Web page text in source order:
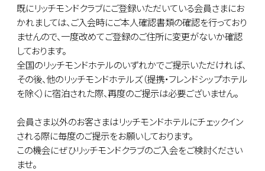
既にリッチモンドクラブにご登録いただいている会員さまにお
かれましては、ご入会時にご本人確認書類の確認を行っており
ませんので、一度改めてご登録のご住所に変更がないか確認
しております。
全国のリッチモンドホテルのいずれかでご提示いただければ、
その後、他のリッチモンドホテルズ（提携・フレンドシップホテル
を除く）に宿泊された際、再度のご提示は必要ございません。
会員さま以外のお客さまはリッチモンドホテルにチェックイン
される際に毎度のご提示をお願いしております。
この機会にぜひリッチモンドクラブのご入会をご検討ください
ませ。